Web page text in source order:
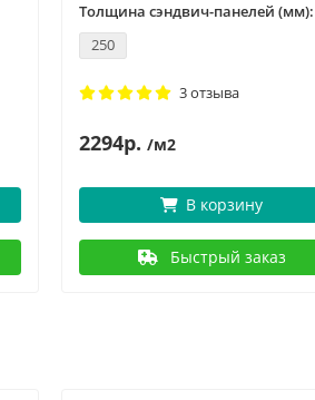
Толщина сэндвич-панелей (мм):
250
3 отзыва
2294р. /м2
В корзину
Быстрый заказ